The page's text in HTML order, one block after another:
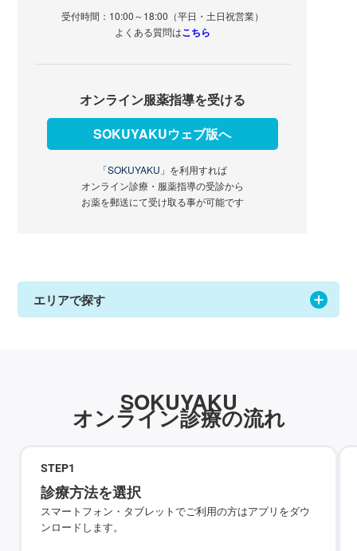
受付時間：10:00～18:00（平日・土日祝営業）
よくある質問はこちら
オンライン服薬指導を受ける
SOKUYAKUウェブ版へ
「SOKUYAKU」 を利用すれば
オンライン診療・服薬指導の受診から
お薬を郵送にて受け取る事が可能です
エリアで探す
SOKUYAKU
オンライン診療の流れ
STEP1
診療方法を選択
スマートフォン・タブレットでご利用の方はアプリをダウ
ンロードします。